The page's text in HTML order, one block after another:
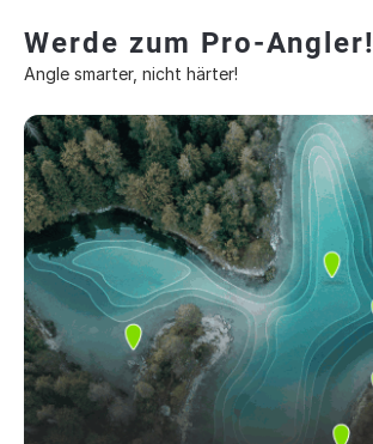
Werde zum Pro-Angler!
Angle smarter, nicht härter!